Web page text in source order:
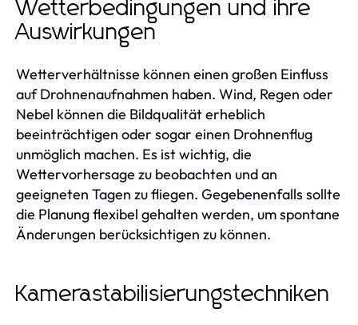
Wetterbedingungen und ihre
Auswirkungen
Wetterverhältnisse können einen großen Einfluss
auf Drohnenaufnahmen haben. Wind, Regen oder
Nebel können die Bildqualität erheblich
beeinträchtigen oder sogar einen Drohnenflug
unmöglich machen. Es ist wichtig, die
Wettervorhersage zu beobachten und an
geeigneten Tagen zu fliegen. Gegebenenfalls sollte
die Planung flexibel gehalten werden, um spontane
Änderungen berücksichtigen zu können.
Kamerastabilisierungstechniken